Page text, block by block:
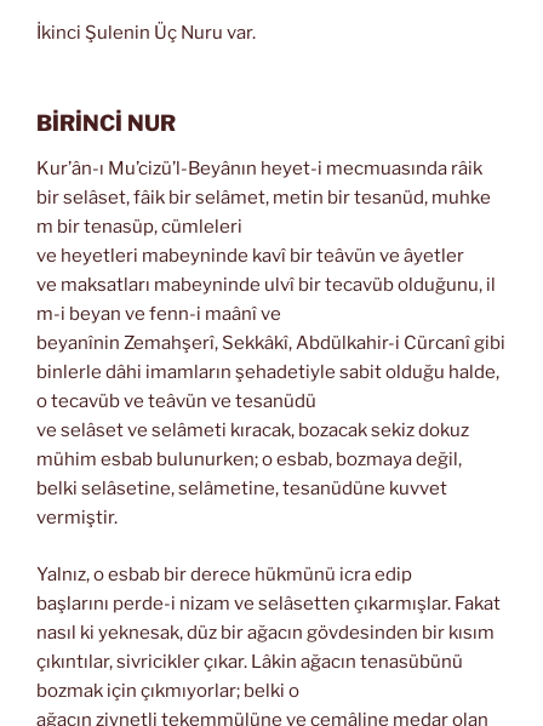
İkinci Şulenin Üç Nuru var.
BİRİNCİ NUR
Kur’ân-ı Mu’cizü’l-Beyânın heyet-i mecmuasında râik
bir selâset, fâik bir selâmet, metin bir tesanüd, muhke
m bir tenasüp, cümleleri
ve heyetleri mabeyninde kavî bir teâvün ve âyetler
ve maksatları mabeyninde ulvî bir tecavüb olduğunu, il
m-i beyan ve fenn-i maânî ve
beyanînin Zemahşerî, Sekkâkî, Abdülkahir-i Cürcanî gibi
binlerle dâhi imamların şehadetiyle sabit olduğu halde,
o tecavüb ve teâvün ve tesanüdü
ve selâset ve selâmeti kıracak, bozacak sekiz dokuz
mühim esbab bulunurken; o esbab, bozmaya değil,
belki selâsetine, selâmetine, tesanüdüne kuvvet
vermiştir.
Yalnız, o esbab bir derece hükmünü icra edip
başlarını perde-i nizam ve selâsetten çıkarmışlar. Fakat
nasıl ki yeknesak, düz bir ağacın gövdesinden bir kısım
çıkıntılar, sivricikler çıkar. Lâkin ağacın tenasübünü
bozmak için çıkmıyorlar; belki o
ağacın ziynetli tekemmülüne ve cemâline medar olan